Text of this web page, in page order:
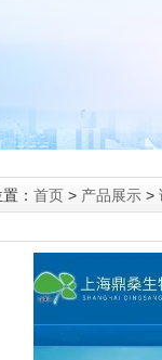
： 首页 > 产品展示 >